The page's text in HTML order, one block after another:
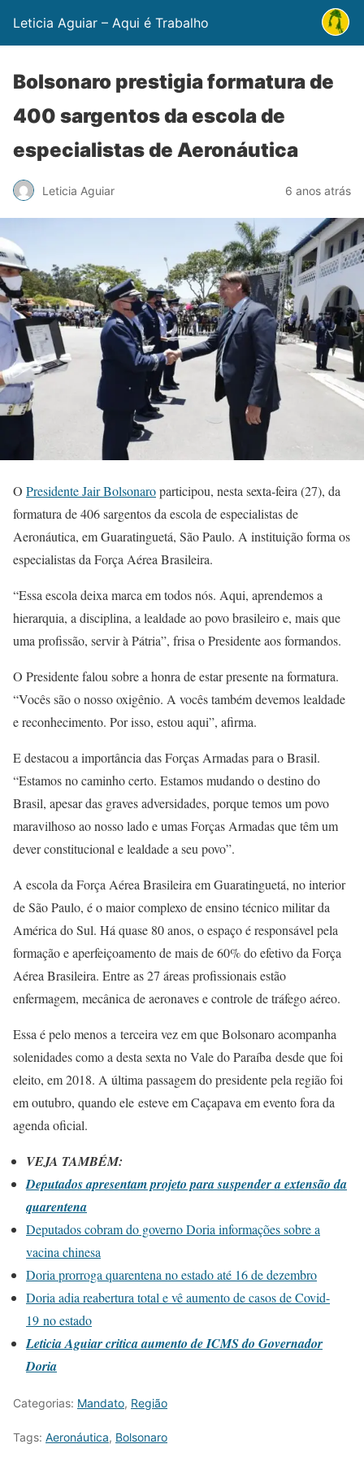
Leticia Aguiar – Aqui é Trabalho
Bolsonaro prestigia formatura de
400 sargentos da escola de
especialistas de Aeronáutica
Leticia Aguiar 6 anos atrás
O Presidente Jair Bolsonaroparticipou, nesta sexta-feira (27), da
formatura de 406 sargentos da escola de especialistas de
Aeronáutica, em Guaratinguetá, São Paulo. A instituição forma os
especialistas da Força Aérea Brasileira.
“Essa escola deixa marca em todos nós. Aqui, aprendemos a
hierarquia, a disciplina, a lealdade ao povo brasileiro e, mais que
uma profissão, servir à Pátria”, frisa o Presidente aos formandos.
O Presidente falou sobre a honra de estar presente na formatura.
“Vocês são o nosso oxigênio. A vocês também devemos lealdade
e reconhecimento. Por isso, estou aqui”, afirma.
E destacou a importância das Forças Armadas para o Brasil.
“Estamos no caminho certo. Estamos mudando o destino do
Brasil, apesar das graves adversidades, porque temos um povo
maravilhoso ao nosso lado e umas Forças Armadas que têm um
dever constitucional e lealdade a seu povo”.
A escola da Força Aérea Brasileira em Guaratinguetá, no interior
de São Paulo, é o maior complexo de ensino técnico militar da
América do Sul. Há quase 80 anos, o espaço é responsável pela
formação e aperfeiçoamento de mais de 60% do efetivo da Força
Aérea Brasileira. Entre as 27 áreas profissionais estão
enfermagem, mecânica de aeronaves e controle de tráfego aéreo.
Essa é pelo menos a terceira vez em que Bolsonaro acompanha
solenidades como a desta sexta no Vale do Paraíba desde que foi
eleito, em 2018. A última passagem do presidente pela região foi
em outubro, quando ele esteve em Caçapava em evento fora da
agenda oficial.
VEJA TAMBÉM:
Deputados apresentam projeto para suspender a extensão da
quarentena
Deputados cobram do governo Doria informações sobre a
vacina chinesa
Doria prorroga quarentena no estado até 16 de dezembro
Doria adia reabertura total e vê aumento de casos de Covid-
19 no estado
Leticia Aguiar critica aumento de ICMS do Governador
Doria
Categorias: Mandato, Região
Tags: Aeronáutica, Bolsonaro